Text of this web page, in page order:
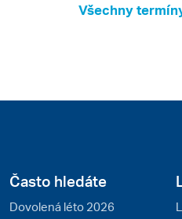
Všechny
Často hledáte
Dovolená léto 2026